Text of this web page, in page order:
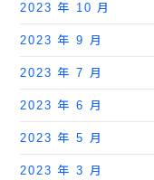
2023 年 10 月
2023 年 9 月
2023 年 7 月
2023 年 6 月
2023 年 5 月
2023 年 3 月